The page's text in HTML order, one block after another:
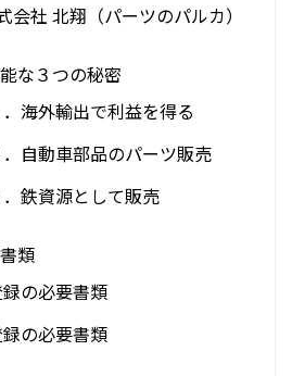
社 北翔（パーツのパルカ）
な３つの秘密
海外輸出で利益を得る
自動車部品のパーツ販売
鉄資源として販売
類
の必要書類
の必要書類